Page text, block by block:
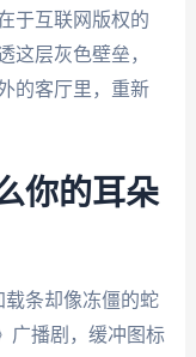
于互联网版权的
这层灰色壁垒，
的客厅里，重新
你的耳朵
条却像冻僵的蛇
广播剧，缓冲图标